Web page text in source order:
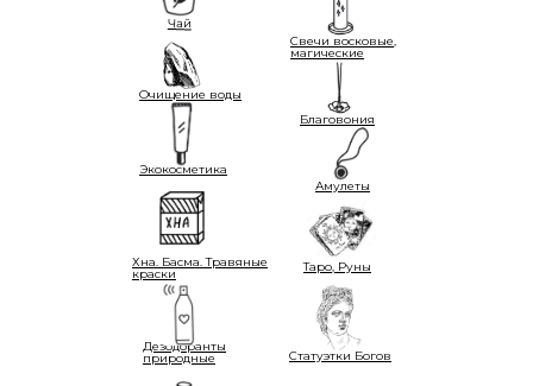
Экокосметика
Дезодоранты
природные
Хна. Басма. Травяные
краски
Амулеты
Свечи восковые,
магические
Благовония
Таро, Руны
Чай
Очищение воды
Статуэтки Богов